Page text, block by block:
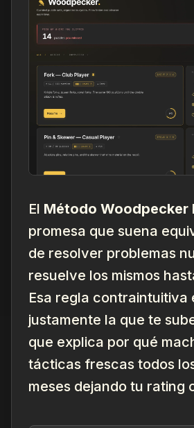
El Método Woodpecker
promesa que suena
de resolver problemas
resuelve los mismos
Esa regla contraintuitiva
justamente la que te
que explica por qué
tácticas frescas todos
meses dejando tu rating